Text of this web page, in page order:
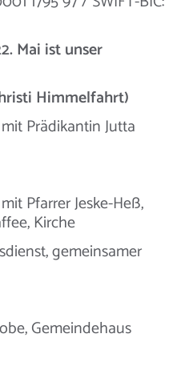
Mai ist unser
Himmelfahrt)
Prädikantin Jutta
Pfarrer Jeske-Heß,
Kirche
gemeinsamer
Gemeindehaus